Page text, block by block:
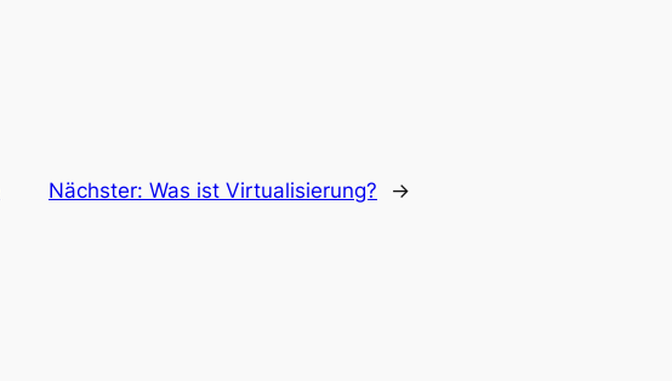
Nächster: Was ist Virtualisierung? →